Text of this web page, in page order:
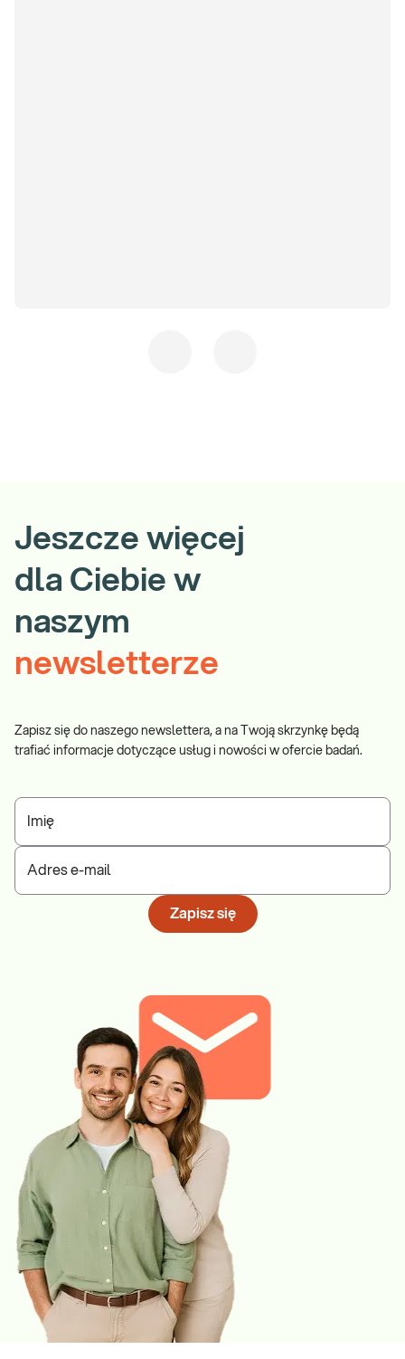
Jeszcze więcej
dla Ciebie w
naszym
newsletterze
Zapisz się do naszego newslettera, a na Twoją skrzynkę będą
trafiać informacje dotyczące usług i nowości w ofercie badań.
Imię
Adres e-mail
Zapisz się